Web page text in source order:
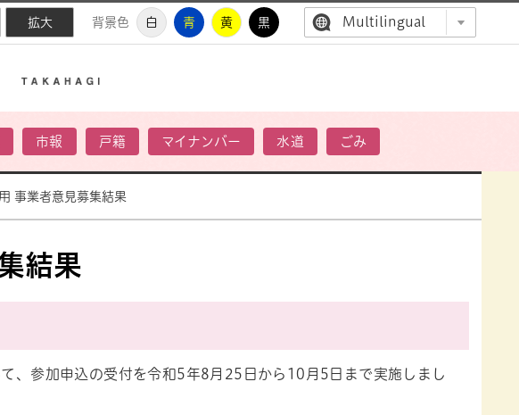
拡大 背景色 白 青 黄 黒 Multilingual
市報 戸籍 マイナンバー 水道 ごみ
事業者意見募集結果
結果
、参加申込の受付を令和5年8月25日から10月5日まで実施しまし